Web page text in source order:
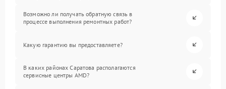
Возможно ли получать обратную связь в
процессе выполнения ремонтных работ?
Какую гарантию вы предоставляете?
В каких районах Саратова располагаются
сервисные центры AMD?